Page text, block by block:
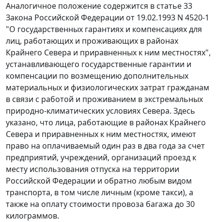
Аналогичное положение содержится в статье 33
Закона Российской Федерации от 19.02.1993 N 4520-1
"О государственных гарантиях и компенсациях для
лиц, работающих и проживающих в районах
Крайнего Севера и приравненных к ним местностях",
устанавливающего государственные гарантии и
компенсации по возмещению дополнительных
материальных и физиологических затрат гражданам
в связи с работой и проживанием в экстремальных
природно-климатических условиях Севера. Здесь
указано, что лица, работающие в районах Крайнего
Севера и приравненных к ним местностях, имеют
право на оплачиваемый один раз в два года за счет
предприятий, учреждений, организаций проезд к
месту использования отпуска на территории
Российской Федерации и обратно любым видом
транспорта, в том числе личным (кроме такси), а
также на оплату стоимости провоза багажа до 30
килограммов.